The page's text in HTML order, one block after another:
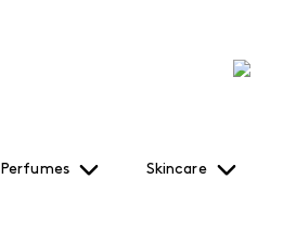
Perfumes Skincare